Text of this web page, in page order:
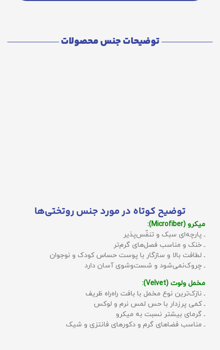
توضیحات جنس محصولات
توضیح کوتاه در مورد جنس روتختی‌ها
میکرو (Microfiber):
ـ پارچه‌ای سبک و تنفّس‌پذیر
ـ خنک و مناسب فصل‌های گرم‌تر
ـ لطافت بالا و سازگار با پوست حساس کودک و نوجوان
ـ چروک‌نمی‌شود و شست‌وشوی آسان دارد
مخمل ولوت (Velvet):
ـ نازک‌ترین نوع مخمل با بافت راه‌راه ظریف
ـ کمی پرزدار با حس لمس نرم و لوکس
ـ گرمای بیشتر نسبت به میکرو
ـ مناسب فضاهای گرم و دکورهای فانتزی و شیک